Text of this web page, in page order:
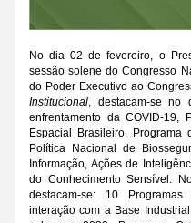
No dia 02 de fevereiro, o
sessão solene do Congresso
do Poder Executivo ao
Institucional, destacam-se no
enfrentamento da COVID-19,
Espacial Brasileiro, Programa
Política Nacional de
Informação, Ações de
do Conhecimento Sensível.
destacam-se: 10
interação com a Base